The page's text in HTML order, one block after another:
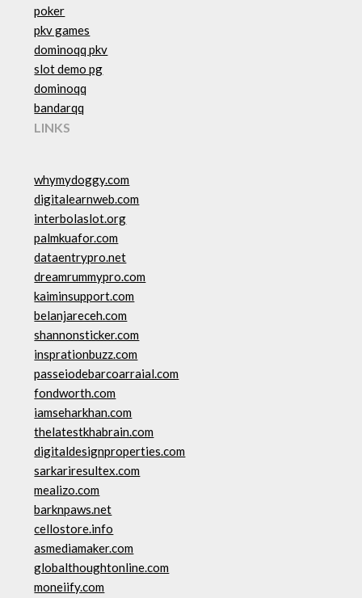
poker
pkv games
dominoqq pkv
slot demo pg
dominoqq
bandarqq
LINKS
whymydoggy.com
digitalearnweb.com
interbolaslot.org
palmkuafor.com
dataentrypro.net
dreamrummypro.com
kaiminsupport.com
belanjareceh.com
shannonsticker.com
insprationbuzz.com
passeiodebarcoarraial.com
fondworth.com
iamseharkhan.com
thelatestkhabrain.com
digitaldesignproperties.com
sarkariresultex.com
mealizo.com
barknpaws.net
cellostore.info
asmediamaker.com
globalthoughtonline.com
moneiify.com